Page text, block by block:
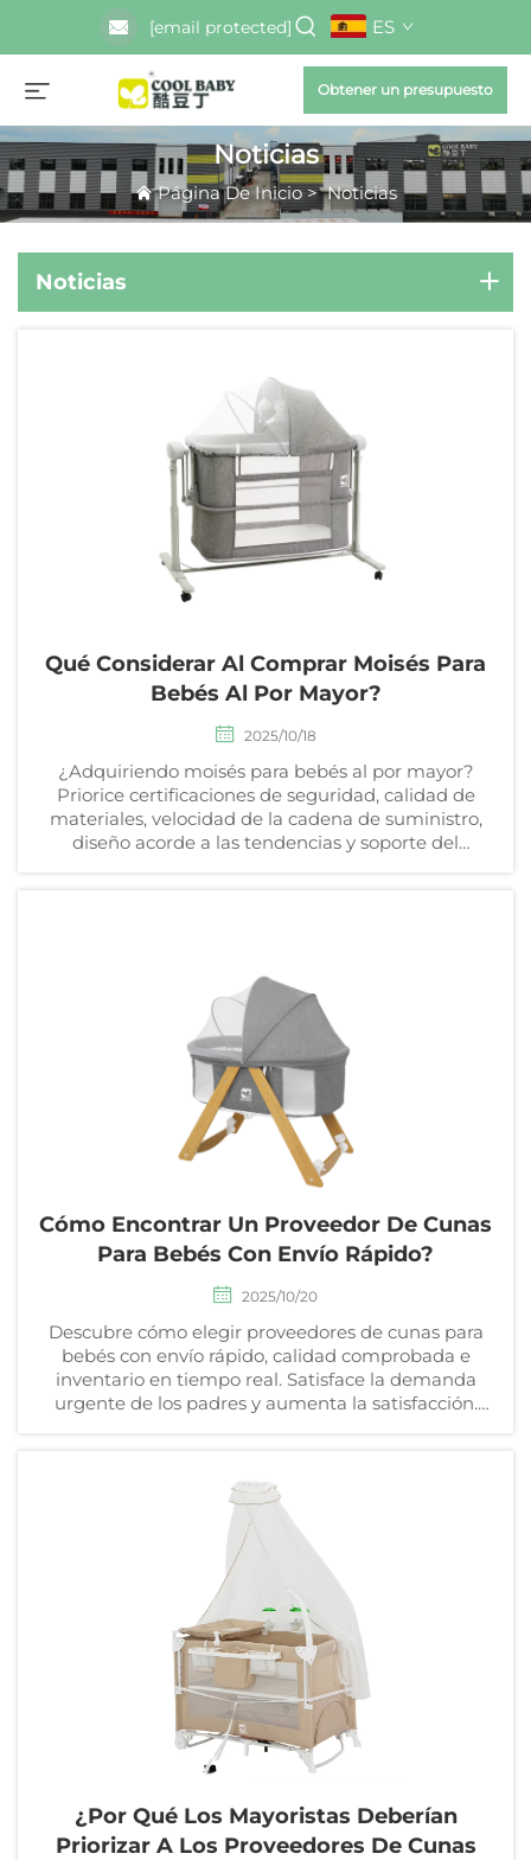
[email protected] ES
Obtener un presupuesto
Noticias
Página De Inicio>Noticias
Noticias
Qué Considerar Al Comprar Moisés Para
Bebés Al Por Mayor?
2025/10/18
¿Adquiriendo moisés para bebés al por mayor?
Priorice certificaciones de seguridad, calidad de
materiales, velocidad de la cadena de suministro,
diseño acorde a las tendencias y soporte del
Cómo Encontrar Un Proveedor De Cunas
Para Bebés Con Envío Rápido?
2025/10/20
Descubre cómo elegir proveedores de cunas para
bebés con envío rápido, calidad comprobada e
inventario en tiempo real. Satisface la demanda
urgente de los padres y aumenta la satisfacción.
¿Por Qué Los Mayoristas Deberían
Priorizar A Los Proveedores De Cunas